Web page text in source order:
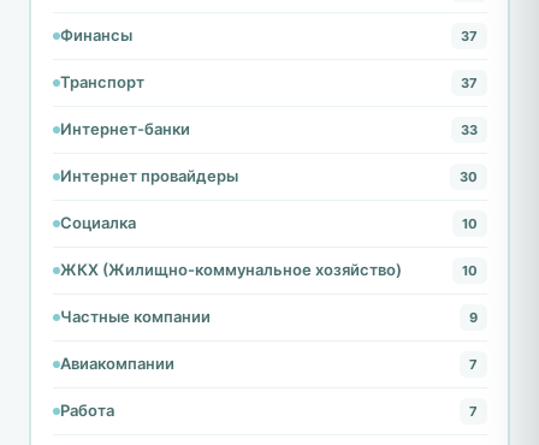
Финансы 37
Транспорт 37
Интернет-банки 33
Интернет провайдеры 30
Социалка 10
ЖКХ (Жилищно-коммунальное хозяйство) 10
Частные компании 9
Авиакомпании 7
Работа 7